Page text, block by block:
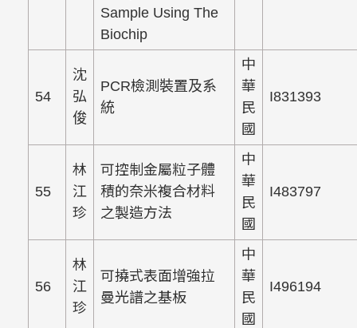
Sample Using The
Biochip
54
沈
弘
俊
PCR檢測裝置及系
統
中
華
民
國
I831393
55
林
江
珍
可控制金屬粒子體
積的奈米複合材料
之製造方法
中
華
民
國
I483797
56
林
江
珍
可撓式表面增強拉
曼光譜之基板
中
華
民
國
I496194